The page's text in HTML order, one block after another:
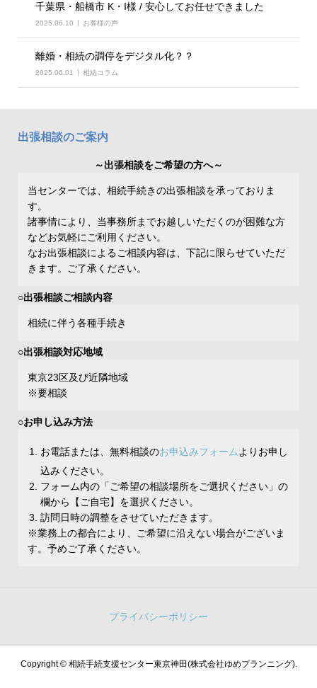
千葉県・船橋市 K・I様 / 安心してお任せできました
2025.06.10 お客様の声
離婚・相続の調停をデジタル化？？
2025.06.01 相続コラム
出張相談のご案内
～出張相談をご希望の方へ～
当センターでは、相続手続きの出張相談を承っておりま
す。
諸事情により、当事務所までお越しいただくのが困難な方
などお気軽にご利用ください。
なお出張相談によるご相談内容は、下記に限らせていただ
きます。ご了承ください。
○出張相談ご相談内容
相続に伴う各種手続き
○出張相談対応地域
東京23区及び近隣地域
※要相談
○お申し込み方法
お電話または、無料相談のお申込みフォーム よりお申し
込みください。
フォーム内の「ご希望の相談場所をご選択ください」の
欄から【ご自宅】を選択ください。
訪問日時の調整をさせていただきます。
※業務上の都合により、ご希望に沿えない場合がございま
す。予めご了承ください。
プライバシーポリシー
Copyright ©相続手続支援センター東京神田(株式会社ゆめプランニング).